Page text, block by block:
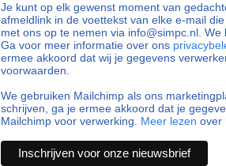
Je kunt op elk gewenst moment van
afmeldlink in de voettekst van elke e-mail
met ons op te nemen via info@simpc.nl.
Ga voor meer informatie over ons
ermee akkoord dat wij je gegevens
voorwaarden.
We gebruiken Mailchimp als ons
schrijven, ga je ermee akkoord dat je
Mailchimp voor verwerking. Meer lezen over